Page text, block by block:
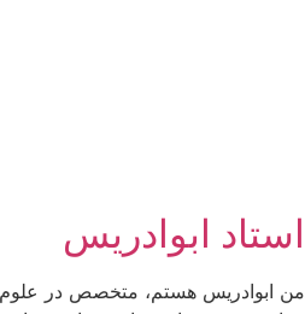
استاد ابوادریس
من ابوادریس هستم، متخصص در